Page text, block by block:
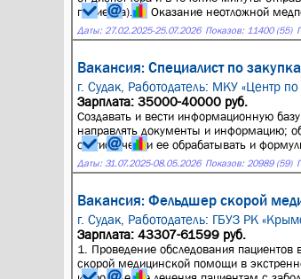
пациента). 3. Оказание неотложной
Даты: 27.02.2025-25.07.2026 Показов: 11400 (55)
Вакансия: Специалист по
г. Судак, Работодатель: МКУ «Центр
Зарплата: 35000-40000 руб.
Создавать и вести информационную
направлять документы и информацию;
статистически ее обрабатывать и
Даты: 31.07.2025-08.05.2026 Показов: 20989 (59)
Вакансия: Фельдшер скорой
г. Судак, Работодатель: ГБУЗ РК
Зарплата: 43307-61599 руб.
1. Проведение обследования пациентов
скорой медицинской помощи в